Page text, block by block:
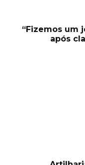
“Fizemos um
após